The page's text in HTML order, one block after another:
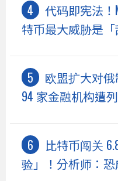
代码即宪法！
特币最大威胁是「
欧盟扩大对俄
94 家金融机构遭
比特币闯关
验」！分析师：恐